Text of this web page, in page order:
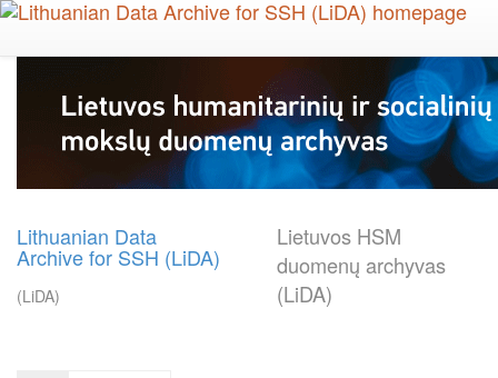
Skip
main
Lithuanian Data
Archive for SSH (LiDA)
(LiDA)
Lietuvos HSM
duomenų archyvas
(LiDA)